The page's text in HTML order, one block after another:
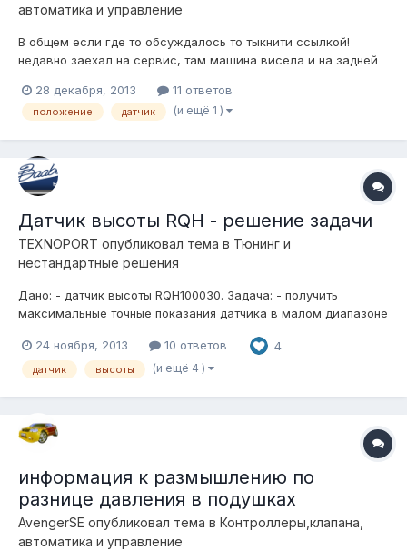
автоматика и управление
В общем если где то обсуждалось то тыкнити ссылкой!
недавно заехал на сервис, там машина висела и на задней
наклона фар, если их использовать для выставления уровня
пола наших машин? часто встречаю обсуждения датчиков от
28 декабря, 2013 11 ответов
положение датчик (и ещё 1 )
Датчик высоты RQH - решение задачи
TEXNOPORT опубликовал тема в Тюнинг и
нестандартные решения
Дано: - датчик высоты RQH100030. Задача: - получить
максимальные точные показания датчика в малом диапазоне
данного датчика есть один недостаток - его плечо слишком
велико по отношению к длине штанги, из-за чего, порой,
24 ноября, 2013 10 ответов 4
датчик высоты (и ещё 4 )
информация к размышлению по
разнице давления в подушках
AvengerSE опубликовал тема в Контроллеры,клапана,
автоматика и управление